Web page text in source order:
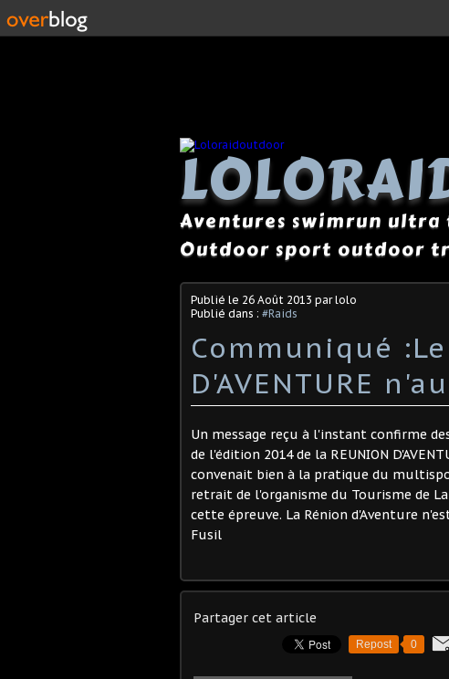
Aventures swimrun
Outdoor sport outdoor
Publié le 26 Août 2013 par lolo
Publié dans : #Raids
Communiqué
D'AVENTURE
Un message reçu à l'instant confirme
de l'édition 2014 de la REUNION
convenait bien à la pratique du
retrait de l'organisme du Tourisme de
cette épreuve. La Rénion d'Aventure
Fusil
Partager cet article
Repost 0